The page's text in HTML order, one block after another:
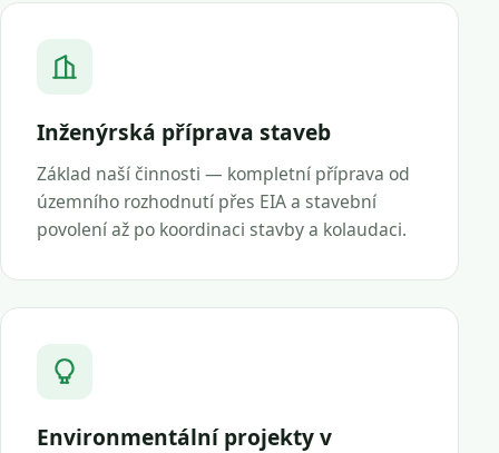
Inženýrská příprava staveb
Základ naší činnosti — kompletní příprava od
územního rozhodnutí přes EIA a stavební
povolení až po koordinaci stavby a kolaudaci.
Environmentální projekty v